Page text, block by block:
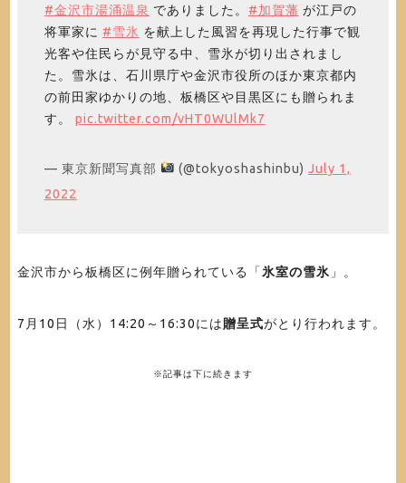
#金沢市湯涌温泉 でありました。 #加賀藩 が江戸の
将軍家に #雪氷 を献上した風習を再現した行事で観
光客や住民らが見守る中、雪氷が切り出されまし
た。雪氷は、石川県庁や金沢市役所のほか東京都内
の前田家ゆかりの地、板橋区や目黒区にも贈られま
す。 pic.twitter.com/vHT0WUlMk7
— 東京新聞写真部 (@tokyoshashinbu) July 1,
2022
金沢市から板橋区に例年贈られている「 氷室の雪氷 」。
7月10日（水）14:20～16:30には 贈呈式がとり行われます。
※記事は下に続きます